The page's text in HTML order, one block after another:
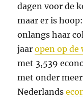
dagen voor de
maar er is
onlangs haar
jaaropen op de
met 3,539
met onder
Nederlands